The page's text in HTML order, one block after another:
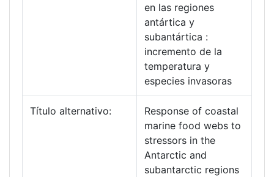
en las regiones
antártica y
subantártica :
incremento de la
temperatura y
especies invasoras
Título alternativo:
Response of coastal
marine food webs to
stressors in the
Antarctic and
subantarctic regions